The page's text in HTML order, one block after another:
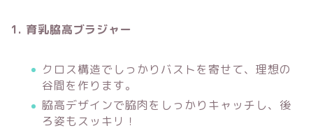
1. 育乳脇高ブラジャー
クロス構造でしっかりバストを寄せて、理想の
谷間を作ります。
脇高デザインで脇肉をしっかりキャッチし、後
ろ姿もスッキリ！